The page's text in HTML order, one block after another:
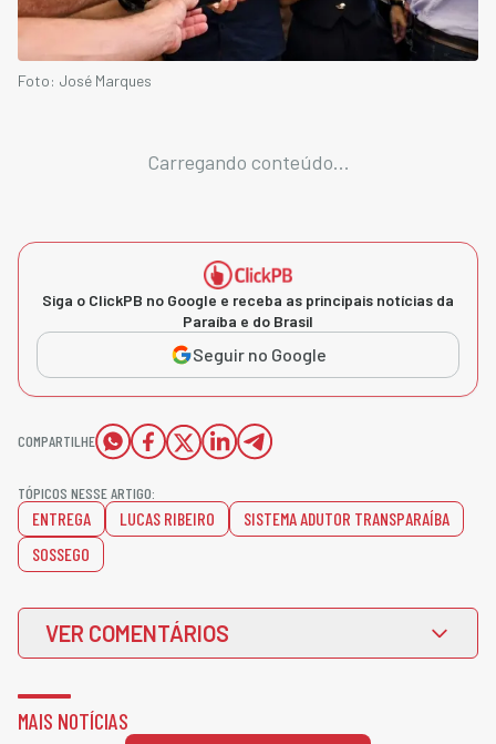
Foto: José Marques
Carregando conteúdo...
Siga o ClickPB no Google e receba as principais notícias da
Paraíba e do Brasil
Seguir no Google
COMPARTILHE
TÓPICOS NESSE ARTIGO:
ENTREGA LUCAS RIBEIRO
SISTEMA ADUTOR TRANSPARAÍBA
SOSSEGO
VER COMENTÁRIOS
MAIS NOTÍCIAS